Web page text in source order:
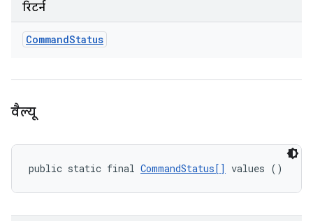
रिटर्न
CommandStatus
वैल्यू
public static final CommandStatus[] values ()